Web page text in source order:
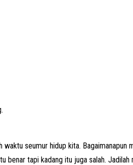
seumur hidup kita.
benar tapi kadang itu juga salah.